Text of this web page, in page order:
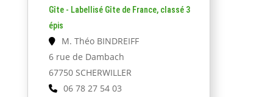
Gîte - Labellisé Gîte de France, classé 3
épis
M. Théo BINDREIFF
6 rue de Dambach
67750 SCHERWILLER
06 78 27 54 03